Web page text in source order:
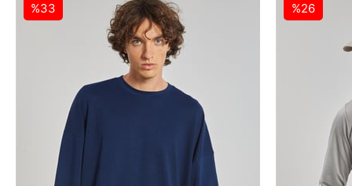
%33 %26